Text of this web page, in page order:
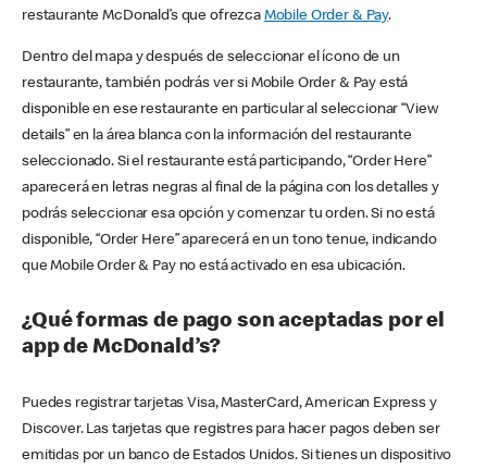
restaurante McDonald’s que ofrezca Mobile Order & Pay.
Dentro del mapa y después de seleccionar el ícono de un
restaurante, también podrás ver si Mobile Order & Pay está
disponible en ese restaurante en particular al seleccionar “View
details” en la área blanca con la información del restaurante
seleccionado. Si el restaurante está participando, “Order Here”
aparecerá en letras negras al final de la página con los detalles y
podrás seleccionar esa opción y comenzar tu orden. Si no está
disponible, “Order Here” aparecerá en un tono tenue, indicando
que Mobile Order & Pay no está activado en esa ubicación.
¿Qué formas de pago son aceptadas por el
app de McDonald’s?
Puedes registrar tarjetas Visa, MasterCard, American Express y
Discover. Las tarjetas que registres para hacer pagos deben ser
emitidas por un banco de Estados Unidos. Si tienes un dispositivo